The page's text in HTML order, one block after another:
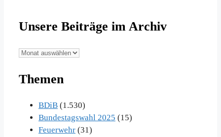
Unsere Beiträge im Archiv
Unsere
im
Themen
BDiB (1.530)
Bundestagswahl 2025 (15)
Feuerwehr (31)